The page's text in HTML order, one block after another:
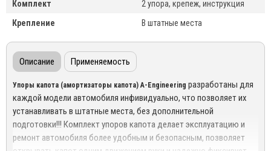
Комплект
2 упора, крепеж, инструкция
Крепление
В штатные места
Описание Применяемость
Упоры капота (амортизаторы капота) A-Engineering разработаны для
каждой модели автомобиля инфивидуально, что позволяет их
устанавливать в штатные места, без дополнительной
подготовки!!! Комплект упоров капота делает эксплуатацию и
ремонт автомобиля более удобным и безопасным, позволяет